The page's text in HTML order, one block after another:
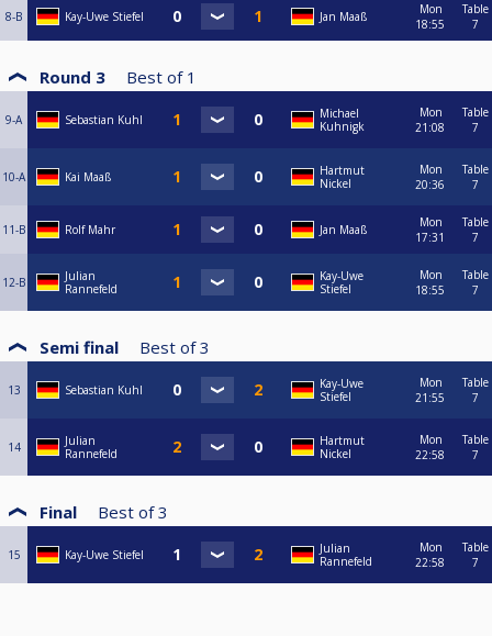
8-B Kay-Uwe Stiefel Jan Maaß
Mon
18:55
Table
7
Round 3 Best of 1
9-A Sebastian Kuhl
Michael
Kuhnigk
Mon
21:08
Table
7
10-A Kai Maaß
Hartmut
Nickel
Mon
20:36
Table
7
11-B Rolf Mahr Jan Maaß
Mon
17:31
Table
7
12-B
Julian
Rannefeld
Kay-Uwe
Stiefel
Mon
18:55
Table
7
Semi final Best of 3
13 Sebastian Kuhl
Kay-Uwe
Stiefel
Mon
21:55
Table
7
14
Julian
Rannefeld
Hartmut
Nickel
Mon
22:58
Table
7
Final Best of 3
15 Kay-Uwe Stiefel
Julian
Rannefeld
Mon
22:58
Table
7